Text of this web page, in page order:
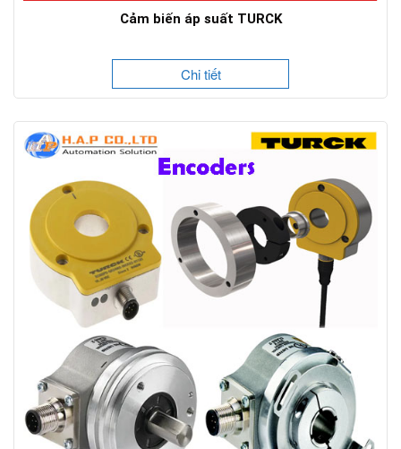
Cảm biến áp suất TURCK
Chi tiết